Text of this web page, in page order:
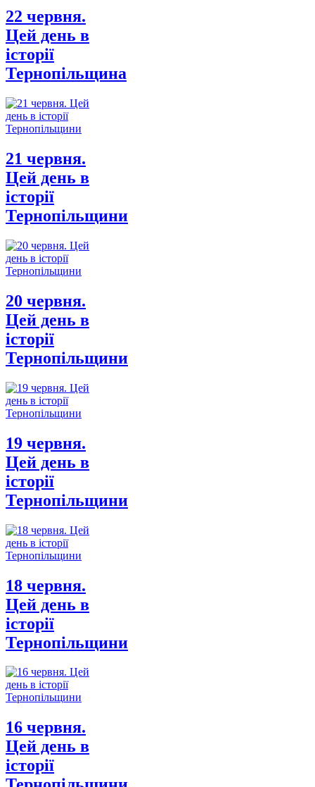
22 червня.
Цей день в
історії
Тернопільщина
21 червня.
Цей день в
історії
Тернопільщини
20 червня.
Цей день в
історії
Тернопільщини
19 червня.
Цей день в
історії
Тернопільщини
18 червня.
Цей день в
історії
Тернопільщини
16 червня.
Цей день в
історії